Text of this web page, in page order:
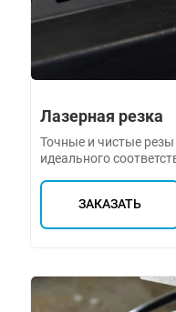
Лазерная резка
Точные и чистые
идеального
ЗАКАЗАТЬ